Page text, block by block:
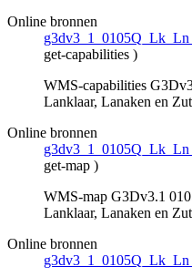
Online bronnen
get-capabilities )
WMS-capabilities
Lanklaar, Lanaken en
Online bronnen
get-map )
WMS-map G3Dv3.1
Lanklaar, Lanaken en
Online bronnen